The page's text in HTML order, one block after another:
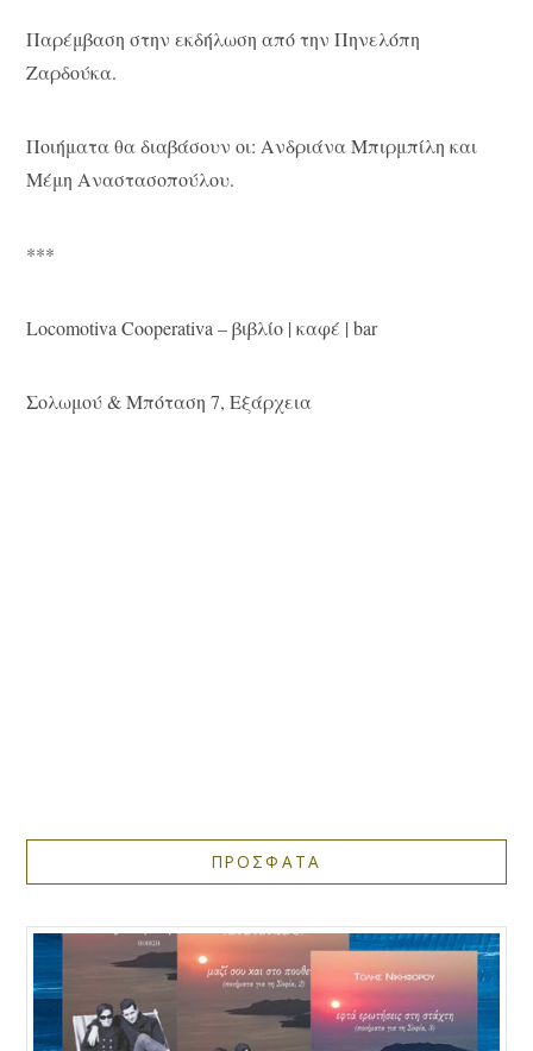
Παρέμβαση στην εκδήλωση από την Πηνελόπη
Ζαρδούκα.
Ποιήματα θα διαβάσουν οι: Ανδριάνα Μπιρμπίλη και
Μέμη Αναστασοπούλου.
***
Locomotiva Cooperativa – βιβλίο | καφέ | bar
Σολωμού & Μπόταση 7, Εξάρχεια
ΠΡΟΣΦΑΤΑ